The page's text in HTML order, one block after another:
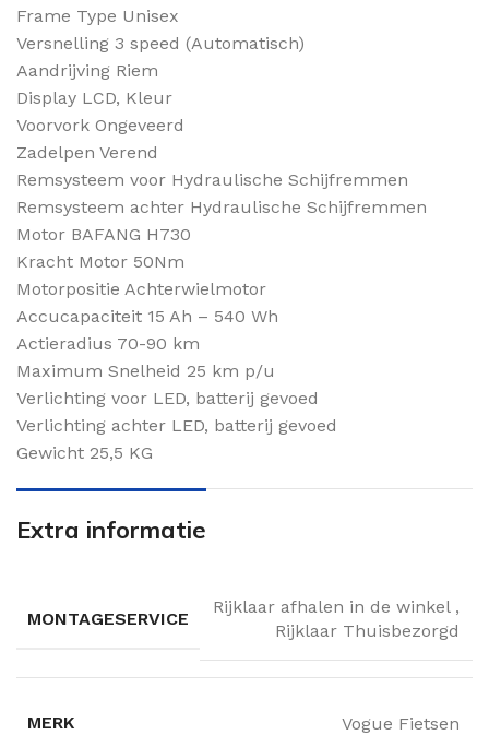
Frame Type Unisex
Versnelling 3 speed (Automatisch)
Aandrijving Riem
Display LCD, Kleur
Voorvork Ongeveerd
Zadelpen Verend
Remsysteem voor Hydraulische Schijfremmen
Remsysteem achter Hydraulische Schijfremmen
Motor BAFANG H730
Kracht Motor 50Nm
Motorpositie Achterwielmotor
Accucapaciteit 15 Ah – 540 Wh
Actieradius 70-90 km
Maximum Snelheid 25 km p/u
Verlichting voor LED, batterij gevoed
Verlichting achter LED, batterij gevoed
Gewicht 25,5 KG
Extra informatie
MONTAGESERVICE
Rijklaar afhalen in de winkel ,
Rijklaar Thuisbezorgd
MERK Vogue Fietsen